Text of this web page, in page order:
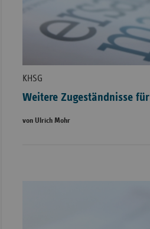
KHSG
Weitere Zugeständnisse
von Ulrich Mohr